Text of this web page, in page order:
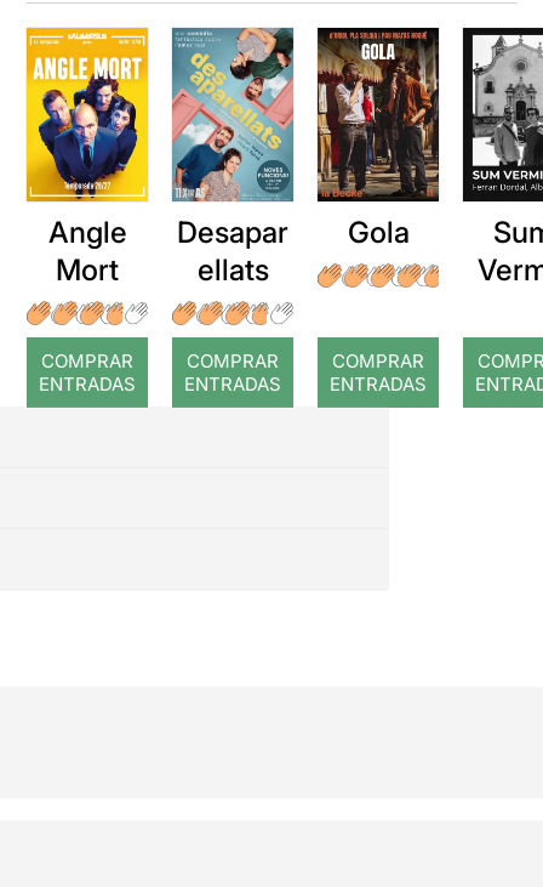
Angle
Mort
COMPRAR
ENTRADAS
Desapar
ellats
COMPRAR
ENTRADAS
Gola
COMPRAR
ENTRADAS